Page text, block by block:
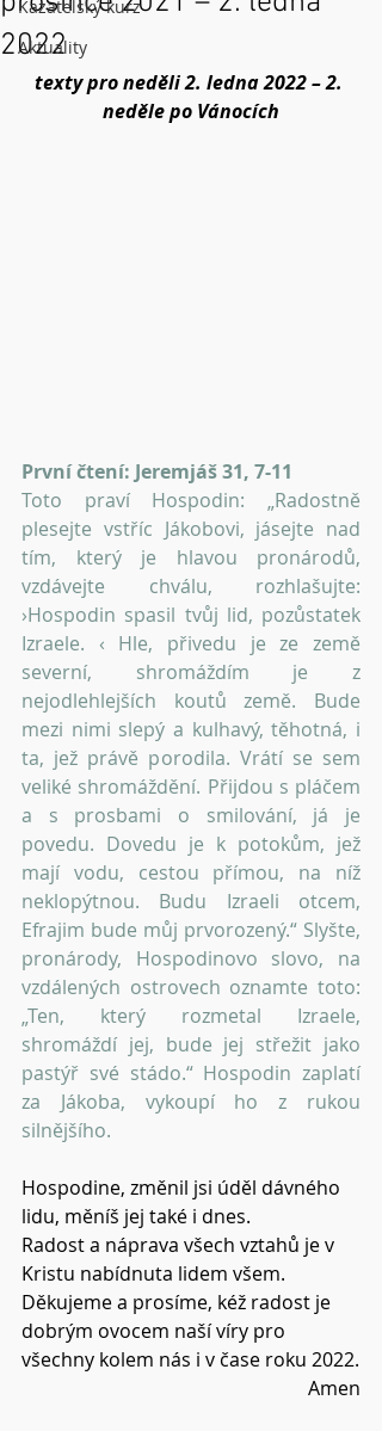
Kazatelský kurz
Aktuality
2022
texty pro neděli 2. ledna 2022 – 2.
neděle po Vánocích
První čtení: Jeremjáš 31, 7-11
Toto praví Hospodin: „Radostně
plesejte vstříc Jákobovi, jásejte nad
tím, který je hlavou pronárodů,
vzdávejte chválu, rozhlašujte:
›Hospodin spasil tvůj lid, pozůstatek
Izraele. ‹ Hle, přivedu je ze země
severní, shromáždím je z
nejodlehlejších koutů země. Bude
mezi nimi slepý a kulhavý, těhotná, i
ta, jež právě porodila. Vrátí se sem
veliké shromáždění. Přijdou s pláčem
a s prosbami o smilování, já je
povedu. Dovedu je k potokům, jež
mají vodu, cestou přímou, na níž
neklopýtnou. Budu Izraeli otcem,
Efrajim bude můj prvorozený.“ Slyšte,
pronárody, Hospodinovo slovo, na
vzdálených ostrovech oznamte toto:
„Ten, který rozmetal Izraele,
shromáždí jej, bude jej střežit jako
pastýř své stádo.“ Hospodin zaplatí
za Jákoba, vykoupí ho z rukou
silnějšího.
Hospodine, změnil jsi úděl dávného
lidu, měníš jej také i dnes.
Radost a náprava všech vztahů je v
Kristu nabídnuta lidem všem.
Děkujeme a prosíme, kéž radost je
dobrým ovocem naší víry pro
všechny kolem nás i v čase roku 2022.
Amen